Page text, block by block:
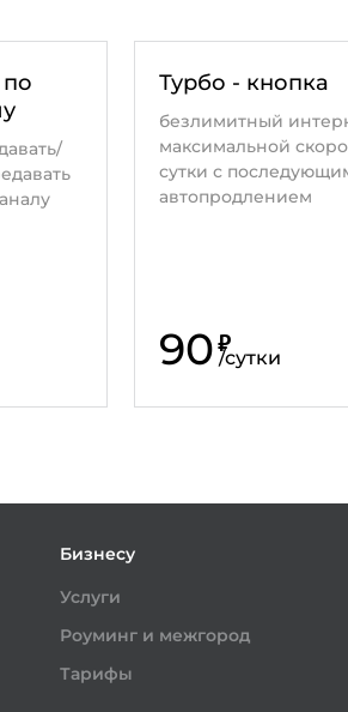
Турбо - кнопка
безлимитный
максимальной
сутки с
автопродлением
90₽
/сутки
Бизнесу
Услуги
Роуминг и межгород
Тарифы